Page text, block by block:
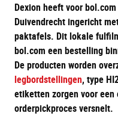
Dexion heeft voor
Duivendrecht ingericht
paktafels. Dit lokale
bol.com een bestelling
De producten worden
legbordstellingen, type
etiketten zorgen voor
orderpickproces versnelt.